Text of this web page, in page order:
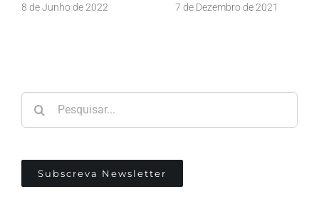
8 de Junho de 2022 7 de Dezembro de 2021
Subscreva Newsletter